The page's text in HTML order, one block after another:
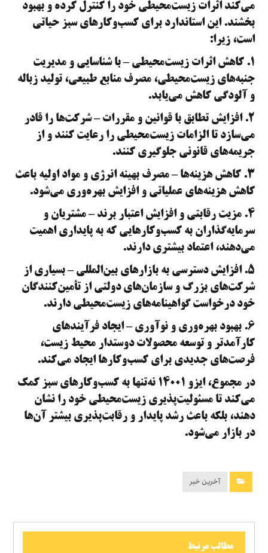
می‌کند اثرات زیست‌محیطی خود را کنترل کرده و بهبود
بخشند. این استاندارد برای کسب‌وکارهای سبز حیاتی
است، زیرا:
۱. کاهش اثرات زیست‌محیطی – با شناسایی و مدیریت
جنبه‌های زیست‌محیطی، مصرف منابع طبیعی، تولید زباله
و آلودگی کاهش می‌یابد.
2. افزایش تطابق با قوانین و مقررات – شرکت‌ها را قادر
می‌سازد تا الزامات زیست‌محیطی را رعایت کنند و از
جریمه‌های قانونی جلوگیری کنند.
3. کاهش هزینه‌ها – مصرف بهینه انرژی و مواد اولیه باعث
کاهش هزینه‌های عملیاتی و افزایش بهره‌وری می‌شود.
4. مزیت رقابتی و افزایش اعتبار برند – مشتریان و
سرمایه‌گذاران به کسب‌وکارهایی که به پایداری اهمیت
می‌دهند، اعتماد بیشتری دارند.
5. افزایش دسترسی به بازارهای بین‌المللی – بسیاری از
شرکت‌های بزرگ و سازمان‌های دولتی از تأمین‌کنندگان
خود درخواست گواهینامه‌های زیست‌محیطی دارند.
6. بهبود بهره‌وری و نوآوری – ایجاد فرآیندهای
کارآمدتر و توسعه محصولات دوستدار محیط زیست،
فرصت‌های جدیدی برای کسب‌وکارها ایجاد می‌کند.
در مجموع، ایزو ۱۴۰۰۱ نه‌تنها به کسب‌وکارهای سبز کمک
می‌کند تا مسئولیت‌پذیری زیست‌محیطی خود را نشان
دهند، بلکه باعث رشد پایدار و رقابت‌پذیری بیشتر آن‌ها
در بازار می‌شود.
آخرین خبر
مطالب مرتبط